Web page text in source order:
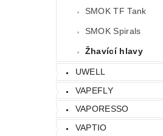
SMOK TF Tank
SMOK Spirals
Žhavící hlavy
UWELL
VAPEFLY
VAPORESSO
VAPTIO